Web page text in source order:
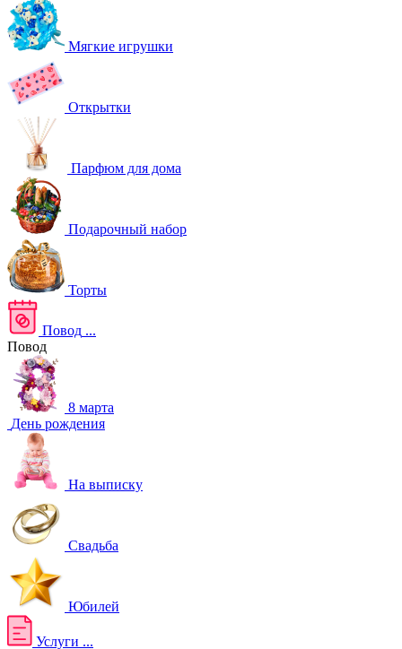
Мягкие игрушки
Открытки
Парфюм для дома
Подарочный набор
Торты
Повод ...
Повод
8 марта
День рождения
На выписку
Свадьба
Юбилей
Услуги ...